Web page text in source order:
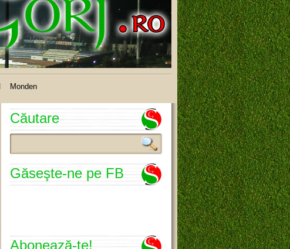
Monden
Căutare
Găseşte-ne pe FB
Abonează-te!